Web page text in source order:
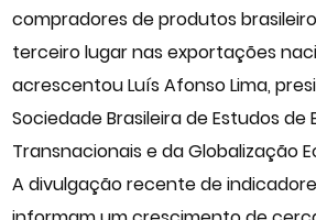
compradores de produtos
terceiro lugar nas exportações
acrescentou Luís Afonso Lima,
Sociedade Brasileira de Estudos de
Transnacionais e da Globalização
A divulgação recente de